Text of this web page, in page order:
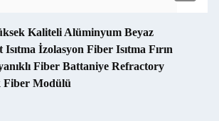
Kaliteli Alüminyum Beyaz
İzolasyon Fiber Isıtma Fırın
Fiber Battaniye Refractory
Fiber Modülü